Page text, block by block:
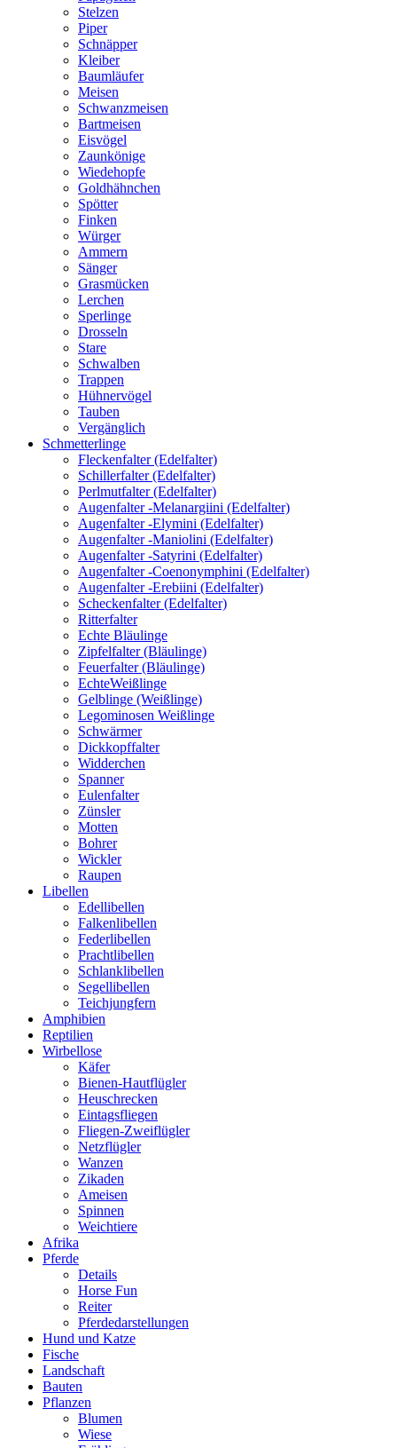
Stelzen
Piper
Schnäpper
Kleiber
Baumläufer
Meisen
Schwanzmeisen
Bartmeisen
Eisvögel
Zaunkönige
Wiedehopfe
Goldhähnchen
Spötter
Finken
Würger
Ammern
Sänger
Grasmücken
Lerchen
Sperlinge
Drosseln
Stare
Schwalben
Trappen
Hühnervögel
Tauben
Vergänglich
Schmetterlinge
Fleckenfalter (Edelfalter)
Schillerfalter (Edelfalter)
Perlmutfalter (Edelfalter)
Augenfalter -Melanargiini (Edelfalter)
Augenfalter -Elymini (Edelfalter)
Augenfalter -Maniolini (Edelfalter)
Augenfalter -Satyrini (Edelfalter)
Augenfalter -Coenonymphini (Edelfalter)
Augenfalter -Erebiini (Edelfalter)
Scheckenfalter (Edelfalter)
Ritterfalter
Echte Bläulinge
Zipfelfalter (Bläulinge)
Feuerfalter (Bläulinge)
EchteWeißlinge
Gelblinge (Weißlinge)
Legominosen Weißlinge
Schwärmer
Dickkopffalter
Widderchen
Spanner
Eulenfalter
Zünsler
Motten
Bohrer
Wickler
Raupen
Libellen
Edellibellen
Falkenlibellen
Federlibellen
Prachtlibellen
Schlanklibellen
Segellibellen
Teichjungfern
Amphibien
Reptilien
Wirbellose
Käfer
Bienen-Hautflügler
Heuschrecken
Eintagsfliegen
Fliegen-Zweiflügler
Netzflügler
Wanzen
Zikaden
Ameisen
Spinnen
Weichtiere
Afrika
Pferde
Details
Horse Fun
Reiter
Pferdedarstellungen
Hund und Katze
Fische
Landschaft
Bauten
Pflanzen
Blumen
Wiese